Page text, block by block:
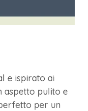
e ispirato ai
aspetto pulito e
per un